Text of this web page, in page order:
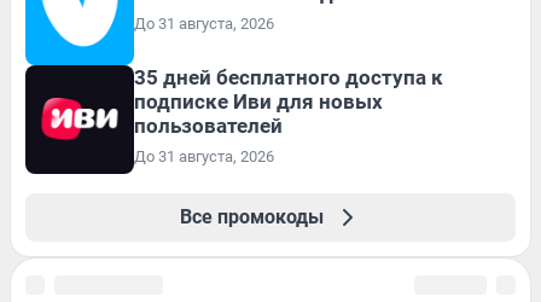
До 31 августа, 2026
35 дней бесплатного доступа к
подписке Иви для новых
пользователей
До 31 августа, 2026
Все промокоды